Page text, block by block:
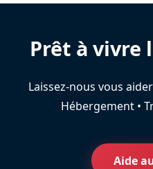
Prêt à vivre
Laissez-nous vous
Hébergement •
Aide